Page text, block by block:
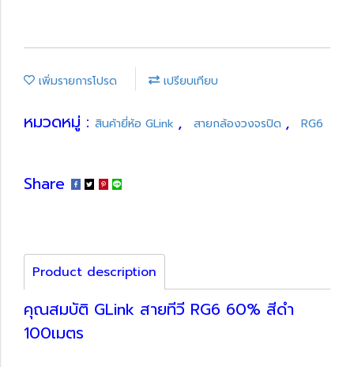
เพิ่มรายการโปรด เปรียบเทียบ
หมวดหมู่ : สินค้ายี่ห้อ GLink , สายกล้องวงจรปิด , RG6
Share
Product description
คุณสมบัติ GLink สายทีวี RG6 60% สีดำ
100เมตร